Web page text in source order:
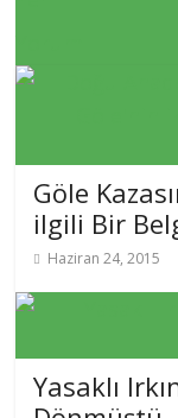
Göle
ilgili Bir
Haziran 24, 2015
Yasaklı